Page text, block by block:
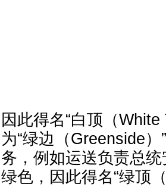
因此得名“白顶（
为“绿边（Greenside
务，例如运送负责总
绿色，因此得名“绿顶